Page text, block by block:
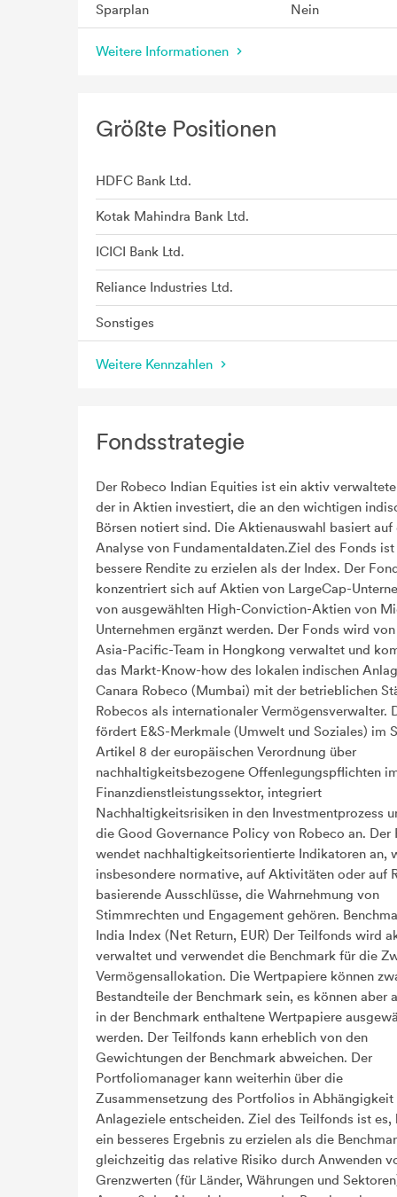
Sparplan Nein
Weitere Informationen
Größte Positionen
HDFC Bank Ltd.
Kotak Mahindra Bank Ltd.
ICICI Bank Ltd.
Reliance Industries Ltd.
Sonstiges
Weitere Kennzahlen
Fondsstrategie
Der Robeco Indian Equities ist ein aktiv
der in Aktien investiert, die an den wichtigen
Börsen notiert sind. Die Aktienauswahl basiert auf
Analyse von Fundamentaldaten.Ziel des Fonds ist
bessere Rendite zu erzielen als der Index. Der
konzentriert sich auf Aktien von LargeCap-
von ausgewählten High-Conviction-Aktien von
Unternehmen ergänzt werden. Der Fonds wird
Asia-Pacific-Team in Hongkong verwaltet und
das Markt-Know-how des lokalen indischen
Canara Robeco (Mumbai) mit der betrieblichen
Robecos als internationaler Vermögensverwalter.
fördert E&S-Merkmale (Umwelt und Soziales) im
Artikel 8 der europäischen Verordnung über
nachhaltigkeitsbezogene Offenlegungspflichten
Finanzdienstleistungssektor, integriert
Nachhaltigkeitsrisiken in den Investmentprozess
die Good Governance Policy von Robeco an. Der
wendet nachhaltigkeitsorientierte Indikatoren an,
insbesondere normative, auf Aktivitäten oder auf
basierende Ausschlüsse, die Wahrnehmung von
Stimmrechten und Engagement gehören.
India Index (Net Return, EUR) Der Teilfonds wird
verwaltet und verwendet die Benchmark für die
Vermögensallokation. Die Wertpapiere können
Bestandteile der Benchmark sein, es können aber
in der Benchmark enthaltene Wertpapiere
werden. Der Teilfonds kann erheblich von den
Gewichtungen der Benchmark abweichen. Der
Portfoliomanager kann weiterhin über die
Zusammensetzung des Portfolios in Abhängigkeit
Anlageziele entscheiden. Ziel des Teilfonds ist
ein besseres Ergebnis zu erzielen als die
gleichzeitig das relative Risiko durch Anwenden
Grenzwerten (für Länder, Währungen und